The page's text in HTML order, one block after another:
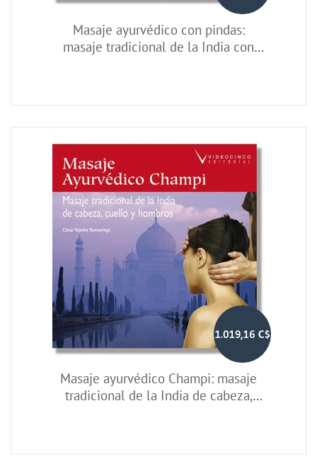
Masaje ayurvédico con pindas:
masaje tradicional de la India con
1.019,16 C$
Masaje ayurvédico Champi: masaje
tradicional de la India de cabeza,